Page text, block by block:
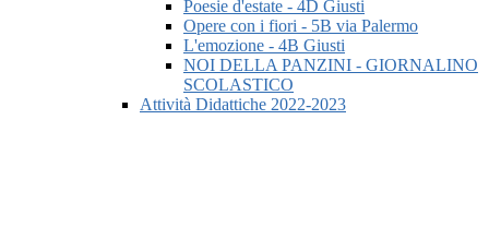
Poesie d'estate - 4D Giusti
Opere con i fiori - 5B via Palermo
L'emozione - 4B Giusti
NOI DELLA PANZINI - GIORNALINO
SCOLASTICO
Attività Didattiche 2022-2023